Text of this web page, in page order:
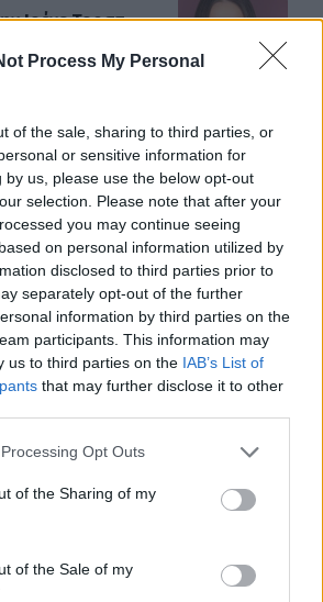
Process My Personal
of the sale, sharing to third parties, or
or sensitive information for
by us, please use the below opt-out
selection. Please note that after your
you may continue seeing
on personal information utilized by
disclosed to third parties prior to
separately opt-out of the further
information by third parties on the
participants. This information may
us to third parties on the IAB’s List of
that may further disclose it to other
Opt Outs
of the Sharing of my
of the Sale of my
Ιρένε Τροστ–
φαντάζουν
ψυχολογικά
συναισθήματα
Βασίλης
τελικά
πλευρό του
ΟΛΕΣ ΟΙ ΕΙΔΗΣΕΙΣ
NETWORK